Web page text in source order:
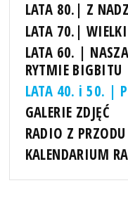
LATA 80.| Z
LATA 70.|
LATA 60. |
RYTMIE BIGBITU
LATA 40. i 50. |
GALERIE ZDJĘĆ
RADIO Z
KALENDARIUM